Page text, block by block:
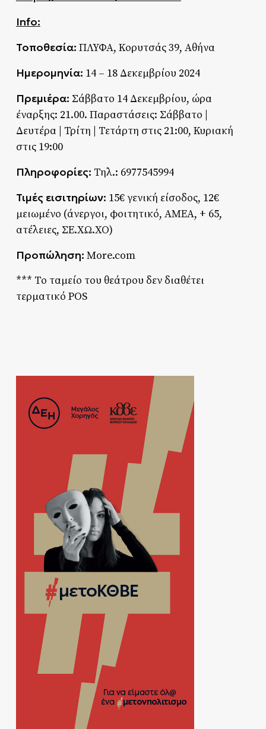
Info:
Τοποθεσία: ΠΛΥΦΑ, Κορυτσάς 39, Αθήνα
Ημερομηνία: 14 – 18 Δεκεμβρίου 2024
Πρεμιέρα: Σάββατο 14 Δεκεμβρίου, ώρα
έναρξης: 21.00. Παραστάσεις: Σάββατο |
Δευτέρα | Τρίτη | Τετάρτη στις 21:00, Κυριακή
στις 19:00
Πληροφορίες: Τηλ.: 6977545994
Τιμές εισιτηρίων: 15€ γενική είσοδος, 12€
μειωμένο (άνεργοι, φοιτητικό, ΑΜΕΑ, + 65,
ατέλειες, ΣΕ.ΧΩ.ΧΟ)
Προπώληση: More.com
*** Το ταμείο του θεάτρου δεν διαθέτει
τερματικό POS